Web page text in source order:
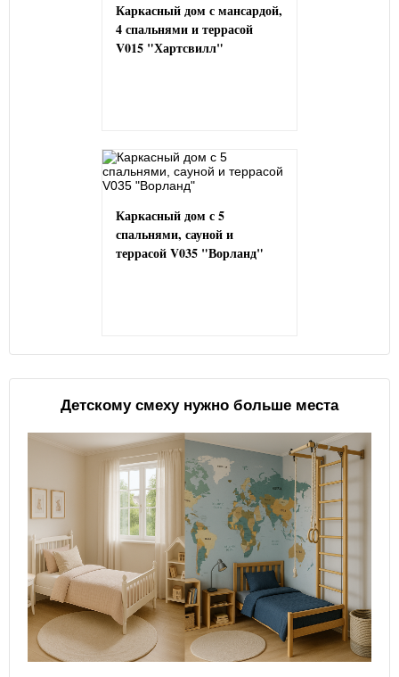
Каркасный дом с мансардой,
4 спальнями и террасой
V015 "Хартсвилл"
Каркасный дом с 5
спальнями, сауной и
террасой V035 "Ворланд"
Детскому смеху нужно больше места